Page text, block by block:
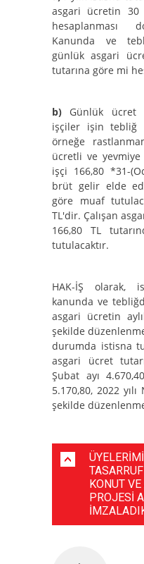
asgari ücretin
hesaplanması
Kanunda ve
günlük asgari
tutarına göre mi
b)
Günlük ücret
işçiler işin tebliğ
örneğe
ücretli ve yevmiye
işçi 166,80 *31-
brüt gelir elde
göre muaf
TL'dir. Çalışan
166,80 TL
tutulacaktır.
HAK-İŞ olarak,
kanunda ve
asgari ücretin
şekilde
durumda istisna
asgari ücret
Şubat ayı
5.170,80, 2022
şekilde
KONUT
PROJESİ